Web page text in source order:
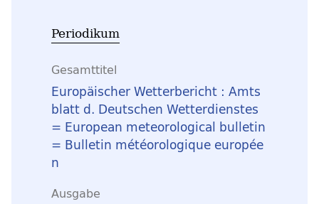
Periodikum
Gesamttitel
Europäischer Wetterbericht : Amts
blatt d. Deutschen Wetterdienstes
= European meteorological bulletin
= Bulletin météorologique europée
n
Ausgabe